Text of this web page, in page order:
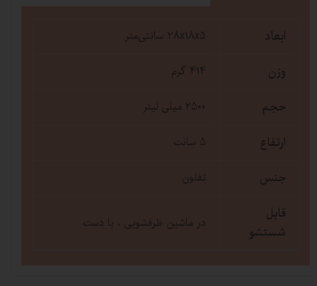
ابعاد 28x۱8x۵ سانتی‌متر
وزن 414 گرم
حجم ۲۵۰۰ میلی لیتر
ارتفاع 5 سانت
جنس تفلون
قابل
شستشو
در ماشین ظرفشویی ، با دست